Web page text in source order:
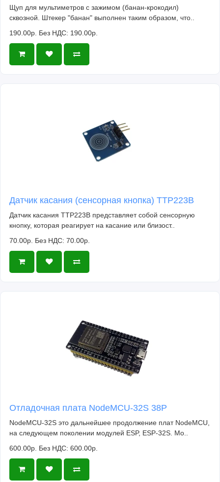
Щуп для мультиметров с зажимом (банан-крокодил)
сквозной. Штекер "банан" выполнен таким образом, что..
190.00р. Без НДС: 190.00р.
Датчик касания (сенсорная кнопка) TTP223B
Датчик касания TTP223B представляет собой сенсорную
кнопку, которая реагирует на касание или близост..
70.00р. Без НДС: 70.00р.
Отладочная плата NodeMCU-32S 38P
NodeMCU-32S это дальнейшее продолжение плат NodeMCU,
на следующем поколении модулей ESP, ESP-32S. Мо..
600.00р. Без НДС: 600.00р.